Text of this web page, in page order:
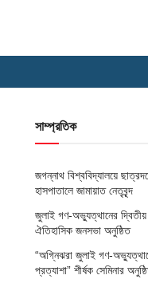
সাম্প্রতিক
জগন্নাথ বিশ্ববিদ্যালয়ে
হাসপাতালে জামায়াত নেতৃবৃন্দ
জুলাই গণ-অভ্যুত্থানের দ্বিতীয়
ঐতিহাসিক জনসভা অনুষ্ঠিত
“অগ্নিঝরা জুলাই গণ-
প্রত্যাশা” শীর্ষক সেমিনার